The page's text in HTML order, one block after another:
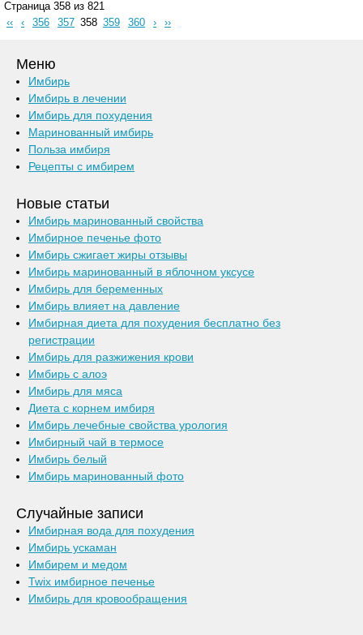
Страница 358 из 821
‹‹
‹ 356 357 358 359 360 › ››
Меню
Имбирь
Имбирь в лечении
Имбирь для похудения
Маринованный имбирь
Польза имбиря
Рецепты с имбирем
Новые статьи
Имбирь маринованный свойства
Имбирное печенье фото
Имбирь сжигает жиры отзывы
Имбирь маринованный в яблочном уксусе
Имбирь для беременных
Имбирь влияет на давление
Имбирная диета для похудения бесплатно без
регистрации
Имбирь для разжижения крови
Имбирь с алоэ
Имбирь для мяса
Диета с корнем имбиря
Имбирь лечебные свойства урология
Имбирный чай в термосе
Имбирь белый
Имбирь маринованный фото
Случайные записи
Имбирная вода для похудения
Имбирь ускаман
Имбирем и медом
Twix имбирное печенье
Имбирь для кровообращения